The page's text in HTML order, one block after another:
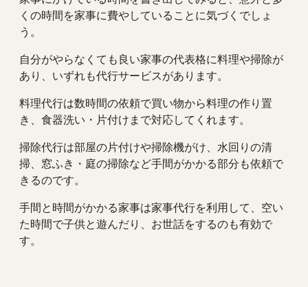
くの時間を家事に費やしていることに気づくでしょ
う。
自分がやらなくても良い家事の代表格に料理や掃除が
あり、いずれも代行サービスがあります。
料理代行は数時間の依頼で買い物から料理の作り置
き、食器洗い・片付けまで対応してくれます。
掃除代行は部屋の片付けや掃除機がけ、水回りの清
掃、窓ふき・庭の掃除など手間がかかる部分も依頼で
きるのです。
手間と時間がかかる家事は家事代行を利用して、空い
た時間で子供と遊んだり、お世話をするのも有効で
す。